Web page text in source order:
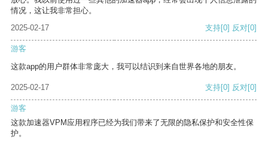
情况，这让我非常担心。
2025-02-17
支持[0] 反对[0]
游客
这款app的用户群体非常庞大，我可以结识到来自世界各地的朋友。
2025-02-17 支持[0] 反对[0]
游客
这款加速器VPM应用程序已经为我们带来了无限的隐私保护和安全性保
护。